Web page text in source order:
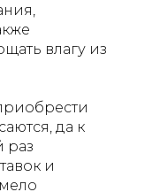
влагу из
да к
раз
и